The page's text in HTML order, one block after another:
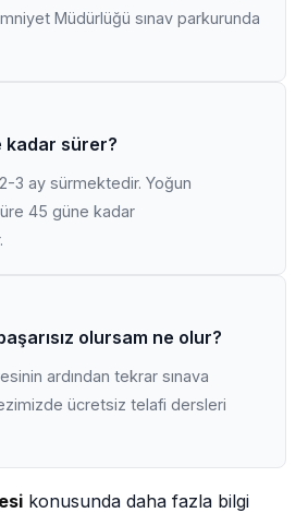
Müdürlüğü sınav parkurunda
kadar sürer?
3 ay sürmektedir. Yoğun
45 güne kadar
olursam ne olur?
ardından tekrar sınava
ücretsiz telafi dersleri
konusunda daha fazla bilgi